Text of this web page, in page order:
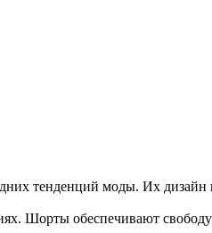
тенденций моды. Их дизайн
Шорты обеспечивают